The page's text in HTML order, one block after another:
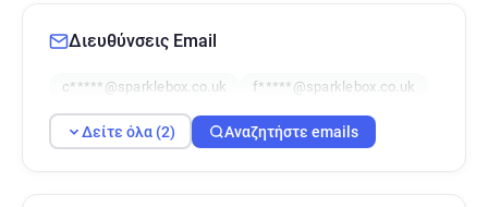
Διευθύνσεις Email
c*****@sparklebox.co.uk f*****@sparklebox.co.uk
Δείτε όλα (2) Αναζητήστε emails